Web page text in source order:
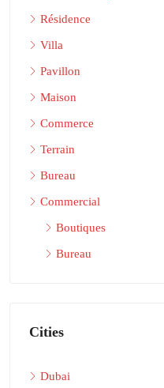
Résidence
Villa
Pavillon
Maison
Commerce
Terrain
Bureau
Commercial
Boutiques
Bureau
Cities
Dubai